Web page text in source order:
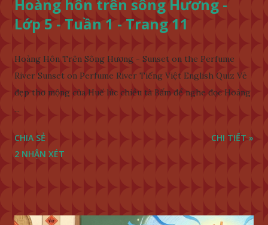
Hoàng hôn trên sông Hương -
Lớp 5 - Tuần 1 - Trang 11
Hoàng Hôn Trên Sông Hương - Sunset on the Perfume
River Sunset on Perfume River Tiếng Việt English Quiz Vẻ
đẹp thơ mộng của Huế lúc chiều tà Bấm để nghe đọc Hoàng
...
CHIA SẺ
2 NHẬN XÉT
CHI TIẾT »